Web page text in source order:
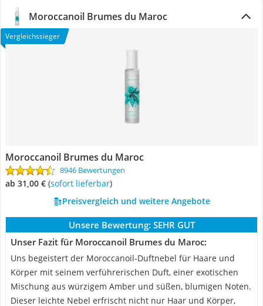
Moroccanoil Brumes du Maroc
Vergleichssieger
Moroccanoil Brumes du Maroc
8946 Bewertungen
ab 31,00 € ( Sofort lieferbar)
Preisvergleich und weitere Angebote
Unsere Bewertung: SEHR GUT
Unser Fazit für Moroccanoil Brumes du Maroc:
Uns begeistert der Moroccanoil-Duftnebel für Haare und
Körper mit seinem verführerischen Duft, einer exotischen
Mischung aus würzigem Amber und süßen, blumigen Noten.
Dieser leichte Nebel erfrischt nicht nur Haar und Körper,